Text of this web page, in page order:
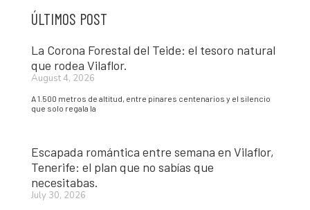
ÚLTIMOS POST
La Corona Forestal del Teide: el tesoro natural
que rodea Vilaflor.
August 4, 2026
A 1.500 metros de altitud, entre pinares centenarios y el silencio
que solo regala la
Escapada romántica entre semana en Vilaflor,
Tenerife: el plan que no sabías que
necesitabas.
July 30, 2026